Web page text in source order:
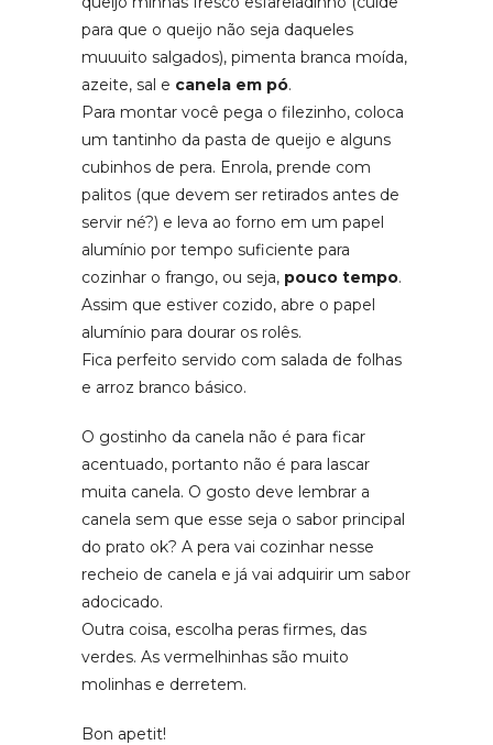
para que o queijo não seja daqueles
muuuito salgados), pimenta branca moída,
azeite, sal e canela em pó.
Para montar você pega o filezinho, coloca
um tantinho da pasta de queijo e alguns
cubinhos de pera. Enrola, prende com
palitos (que devem ser retirados antes de
servir né?) e leva ao forno em um papel
alumínio por tempo suficiente para
cozinhar o frango, ou seja, pouco tempo.
Assim que estiver cozido, abre o papel
alumínio para dourar os rolês.
Fica perfeito servido com salada de folhas
e arroz branco básico.
O gostinho da canela não é para ficar
acentuado, portanto não é para lascar
muita canela. O gosto deve lembrar a
canela sem que esse seja o sabor principal
do prato ok? A pera vai cozinhar nesse
recheio de canela e já vai adquirir um sabor
adocicado.
Outra coisa, escolha peras firmes, das
verdes. As vermelhinhas são muito
molinhas e derretem.
Bon apetit!